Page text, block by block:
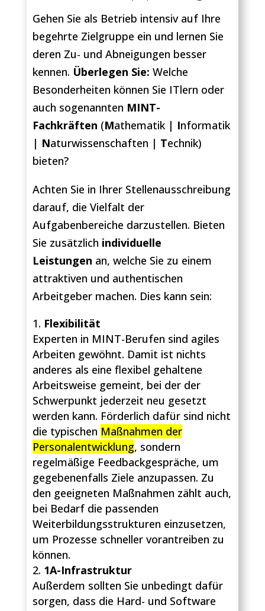
Gehen Sie als Betrieb intensiv auf Ihre
begehrte Zielgruppe ein und lernen Sie
deren Zu- und Abneigungen besser
kennen. Überlegen Sie: Welche
Besonderheiten können Sie ITlern oder
auch sogenannten MINT-
Fachkräften (Mathematik | Informatik
| Naturwissenschaften | Technik)
bieten?
Achten Sie in Ihrer Stellenausschreibung
darauf, die Vielfalt der
Aufgabenbereiche darzustellen. Bieten
Sie zusätzlich individuelle
Leistungen an, welche Sie zu einem
attraktiven und authentischen
Arbeitgeber machen. Dies kann sein:
Flexibilität
Experten in MINT-Berufen sind agiles
Arbeiten gewöhnt. Damit ist nichts
anderes als eine flexibel gehaltene
Arbeitsweise gemeint, bei der der
Schwerpunkt jederzeit neu gesetzt
werden kann. Förderlich dafür sind nicht
die typischen Maßnahmen der
Personalentwicklung, sondern
regelmäßige Feedbackgespräche, um
gegebenenfalls Ziele anzupassen. Zu
den geeigneten Maßnahmen zählt auch,
bei Bedarf die passenden
Weiterbildungsstrukturen einzusetzen,
um Prozesse schneller vorantreiben zu
können.
1A-Infrastruktur
Außerdem sollten Sie unbedingt dafür
sorgen, dass die Hard- und Software